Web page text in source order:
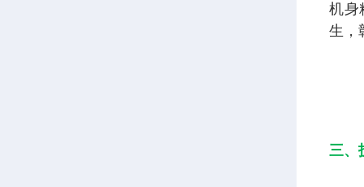
机身
生，
三、